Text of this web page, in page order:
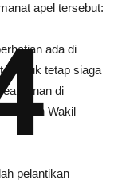
apel tersebut:
ada di
untuk tetap siaga
di
dan Wakil
pelantikan